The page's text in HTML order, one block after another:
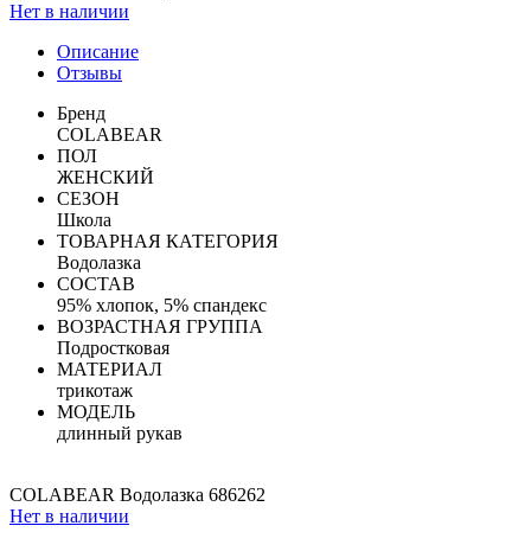
Нет в наличии
Описание
Отзывы
Бренд
COLABEAR
ПОЛ
ЖЕНСКИЙ
СЕЗОН
Школа
ТОВАРНАЯ КАТЕГОРИЯ
Водолазка
СОСТАВ
95% хлопок, 5% спандекс
ВОЗРАСТНАЯ ГРУППА
Подростковая
МАТЕРИАЛ
трикотаж
МОДЕЛЬ
длинный рукав
COLABEAR Водолазка 686262
Нет в наличии